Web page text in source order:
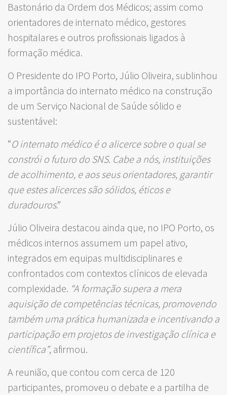
Bastonário da Ordem dos Médicos; assim como
orientadores de internato médico, gestores
hospitalares e outros profissionais ligados à
formação médica.
O Presidente do IPO Porto, Júlio Oliveira, sublinhou
a importância do internato médico na construção
de um Serviço Nacional de Saúde sólido e
sustentável:
“O internato médico é o alicerce sobre o qual se
constrói o futuro do SNS. Cabe a nós, instituições
de acolhimento, e aos seus orientadores, garantir
que estes alicerces são sólidos, éticos e
duradouros.”
Júlio Oliveira destacou ainda que, no IPO Porto, os
médicos internos assumem um papel ativo,
integrados em equipas multidisciplinares e
confrontados com contextos clínicos de elevada
complexidade. “A formação supera a mera
aquisição de competências técnicas, promovendo
também uma prática humanizada e incentivando a
participação em projetos de investigação clínica e
científica”, afirmou.
A reunião, que contou com cerca de 120
participantes, promoveu o debate e a partilha de